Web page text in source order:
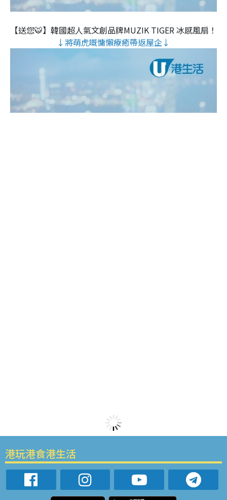
【送您🐯】韓國超人氣文創品牌MUZIK TIGER 冰感風扇！
↓將萌虎嘅慵懶療癒帶返屋企↓
港玩港食港生活